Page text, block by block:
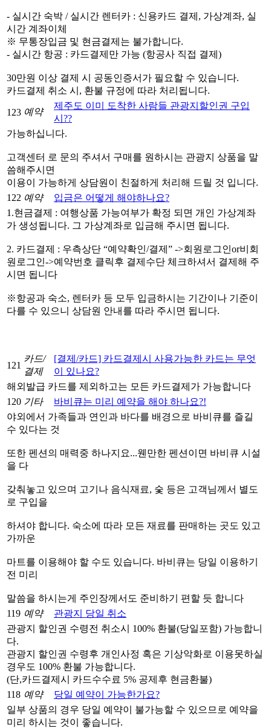
- 실시간 숙박 / 실시간 렌터카 : 신용카드 결제, 가상계좌, 실
시간 계좌이체
※ 무통장입금 및 현금결제는 불가합니다.
- 실시간 항공 : 카드결제만 가능 (항공사 직접 결제)
30만원 이상 결제 시 공동인증서가 필요할 수 있습니다.
카드결제 취소 시, 환불 규정에 따라 처리됩니다.
123 예약
제주도 이미 도착한 사람들 관광지할인권 구입
시??
가능하십니다.
고객센터 로 문의 주셔서 구매를 원하시는 관광지 상품을 말
씀해주시면
이용이 가능하게 상담원이 친절하게 처리해 드릴 것 입니다.
122 예약
입금은 어떻게 해야하나요?
1.현금결제 : 여행상품 가능여부가 확정 되면 개인 가상계좌
가 생성됩니다. 그 가상계좌로 입금해 주시면 됩니다.
2. 카드결제 : 우측상단 “예약확인/결제” ->회원로그인or비회
원로그인->예약번호 클릭후 결제수단 체크하셔서 결제해 주
시면 됩니다
※항공과 숙소, 렌터카 등 모두 입금하시는 기간이나 기준이
다를 수 있으니 상담원 안내를 따라 주시면 됩니다.
121
카드/
결제
[결제/카드] 카드결제시 사용가능한 카드는 무엇
이 있나요?
해외발급 카드를 제외하고는 모든 카드결제가 가능합니다
120 기타
바비큐는 미리 예약을 해야 하나요?!
야외에서 가족들과 연인과 바다를 배경으로 바비큐를 즐길
수 있다는 것
또한 펜션의 매력중 하나지요...웬만한 펜션이면 바비큐 시설
을 다
갖춰놓고 있으며 고기나 음식재료, 숯 등은 고객님께서 별도
로 구입을
하셔야 합니다. 숙소에 따라 모든 재료를 판매하는 곳도 있고
가까운
마트를 이용해야 할 수도 있습니다. 바비큐는 당일 이용하기
전 미리
말씀을 하시는게 주인장께서도 준비하기 편할 듯 합니다
119 예약
관광지 당일 취소
관광지 할인권 수령전 취소시 100% 환불(당일포함) 가능합니
다.
관광지 할인권 수령후 개인사정 혹은 기상악화로 이용못하실
경우도 100% 환불 가능합니다.
(단,카드결제시 카드수수료 5% 공제후 현금환불)
118 예약
당일 예약이 가능한가요?
일부 상품의 경우 당일 예약이 불가능할 수 있으므로 예약을
미리 하시는 것이 좋습니다.